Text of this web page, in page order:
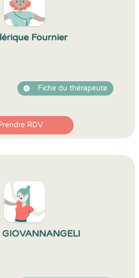
Fournier
Fiche du thérapeute
RDV
GIOVANNANGELI